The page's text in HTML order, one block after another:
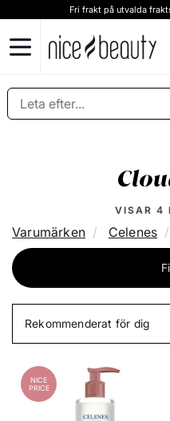
Fri frakt på utvalda
VISAR 4
Varumärken Celenes
Rekommenderat för dig
NICE
PRICE